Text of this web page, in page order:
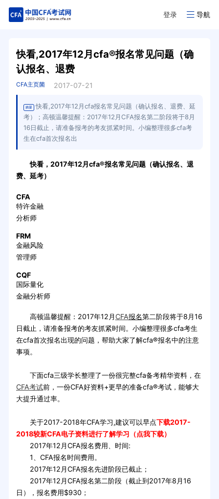
登录 导航
快看,2017年12月cfa®报名常见问题（确
认报名、退费
CFA主页菌 2017-07-21
摘要
快看,2017年12月cfa报名常见问题（确认报名、退费、延
考）；高顿温馨提醒：2017年12月CFA报名第二阶段将于8月
16日截止，请准备报考的考友抓紧时间。小编整理很多cfa考
生在cfa首次报名出
快看，2017年12月cfa®报名常见问题（确认报名、退
费、延考）
CFA
特许金融
分析师
FRM
金融风险
管理师
CQF
国际量化
金融分析师
高顿温馨提醒：2017年12月 CFA报名第二阶段将于8月16
日截止，请准备报考的考友抓紧时间。小编整理很多cfa考生
在cfa首次报名出现的问题，帮助大家了解cfa®报名中的注意
事项。
下面cfa三级学长整理了一份很完整cfa备考精华资料，在
CFA考试前，一份CFA好资料+更早的准备cfa®考试，能够大
大提升通过率。
关于2017-2018年CFA学习,建议可以早点下载2017-
2018较新CFA电子资料进行了解学习（点我下载）
2017年12月CFA报名费用、时间:
1、CFA报名时间费用。
2017年12月CFA报名先进阶段已截止；
2017年12月CFA报名第二阶段（截止到2017年8月16
日），报名费用$930；